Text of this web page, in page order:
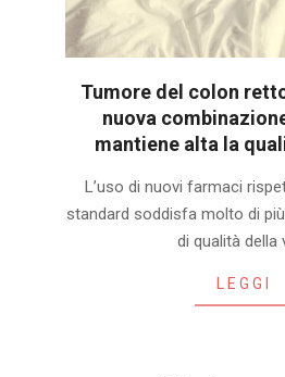
Tumore del colon
nuova
mantiene alta la
01-
22
L’uso di nuovi farmaci
standard soddisfa molto di
di qualità della
LEGGI